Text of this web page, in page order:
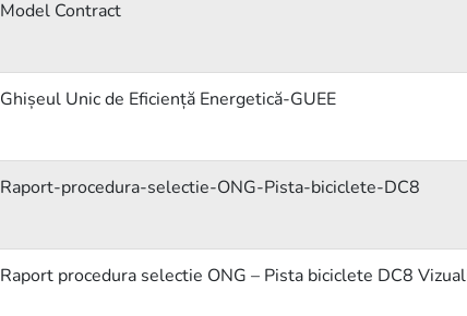
Model Contract
Ghișeul Unic de Eficiență Energetică-GUEE
Raport-procedura-selectie-ONG-Pista-biciclete-DC8
Raport procedura selectie ONG – Pista biciclete DC8